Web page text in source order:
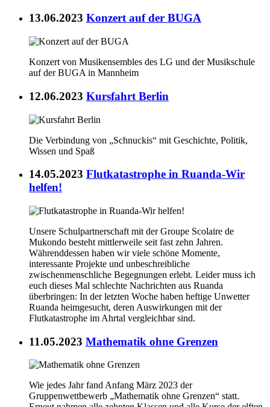
13.06.2023 Konzert auf der BUGA
Konzert von Musikensembles des LG und der Musikschule
auf der BUGA in Mannheim
12.06.2023 Kursfahrt Berlin
Die Verbindung von „Schnuckis“ mit Geschichte, Politik,
Wissen und Spaß
14.05.2023 Flutkatastrophe in Ruanda-Wir
helfen!
Unsere Schulpartnerschaft mit der Groupe Scolaire de
Mukondo besteht mittlerweile seit fast zehn Jahren.
Währenddessen haben wir viele schöne Momente,
interessante Projekte und unbeschreibliche
zwischenmenschliche Begegnungen erlebt. Leider muss ich
euch dieses Mal schlechte Nachrichten aus Ruanda
überbringen: In der letzten Woche haben heftige Unwetter
Ruanda heimgesucht, deren Auswirkungen mit der
Flutkatastrophe im Ahrtal vergleichbar sind.
11.05.2023 Mathematik ohne Grenzen
Wie jedes Jahr fand Anfang März 2023 der
Gruppenwettbewerb „Mathematik ohne Grenzen“ statt.